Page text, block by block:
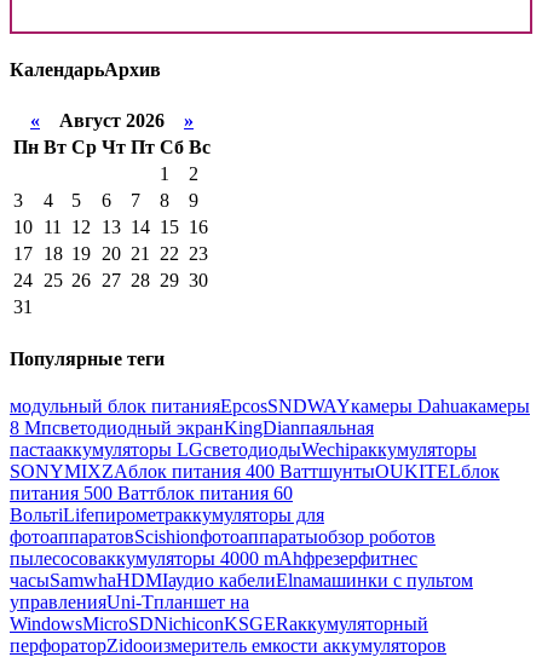
КалендарьАрхив
« Август 2026 »
Пн Вт Ср Чт Пт Сб Вс
1
2
3
4 5 6 7 8
9
10 11 12 13 14 15 16
17 18 19 20 21 22 23
24 25 26 27 28 29 30
31
Популярные теги
модульный блок питанияEpcosSNDWAYкамеры Dahuaкамеры
8 Мпсветодиодный экранKingDianпаяльная
пастааккумуляторы LGсветодиодыWechipаккумуляторы
SONYMIXZAблок питания 400 ВаттшунтыOUKITELблок
питания 500 Ваттблок питания 60
ВольтiLifeпирометраккумуляторы для
фотоаппаратовScishionфотоаппаратыобзор роботов
пылесосоваккумуляторы 4000 mAhфрезерфитнес
часыSamwhaHDMIаудио кабелиElnaмашинки с пультом
управленияUni-Tпланшет на
WindowsMicroSDNichiconKSGERаккумуляторный
перфораторZidooизмеритель емкости аккумуляторов